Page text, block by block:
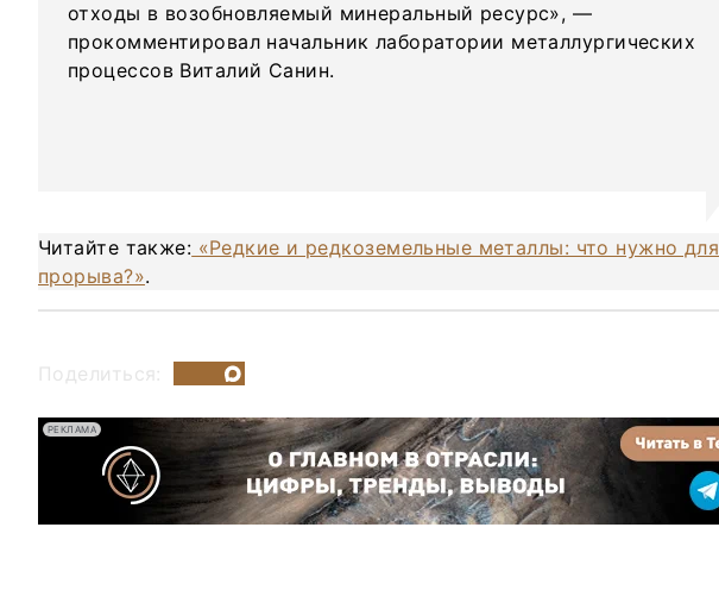
отходы в возобновляемый минеральный ресурс», —
прокомментировал начальник лаборатории металлургических
процессов Виталий Санин.
Читайте также: «Редкие и редкоземельные металлы: что нужно для
прорыва?».
Поделиться:
РЕКЛАМА